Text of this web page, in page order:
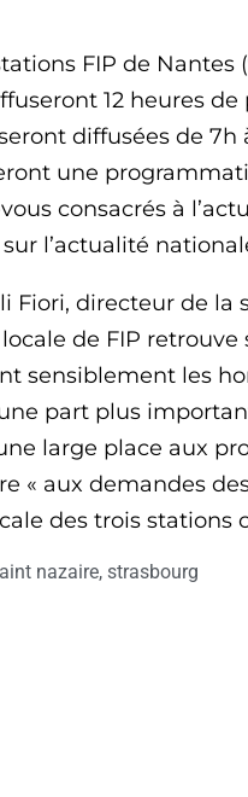
FIP de Nantes
12 heures
diffusées de 7h
une
consacrés à
l’actualité
directeur de la
de FIP
sensiblement les
part plus
large place aux
« aux demandes
des trois stations
nazaire, strasbourg